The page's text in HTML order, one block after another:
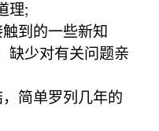
理;
到的一些新知
缺少对有关问题亲
简单罗列几年的